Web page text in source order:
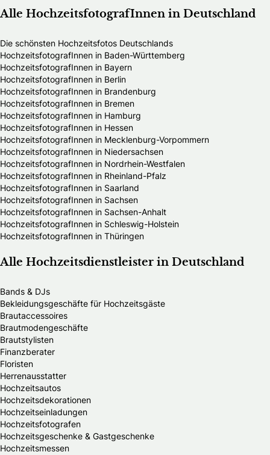
Alle HochzeitsfotografInnen in Deutschland
Die schönsten Hochzeitsfotos Deutschlands
HochzeitsfotografInnen in Baden-Württemberg
HochzeitsfotografInnen in Bayern
HochzeitsfotografInnen in Berlin
HochzeitsfotografInnen in Brandenburg
HochzeitsfotografInnen in Bremen
HochzeitsfotografInnen in Hamburg
HochzeitsfotografInnen in Hessen
HochzeitsfotografInnen in Mecklenburg-Vorpommern
HochzeitsfotografInnen in Niedersachsen
HochzeitsfotografInnen in Nordrhein-Westfalen
HochzeitsfotografInnen in Rheinland-Pfalz
HochzeitsfotografInnen in Saarland
HochzeitsfotografInnen in Sachsen
HochzeitsfotografInnen in Sachsen-Anhalt
HochzeitsfotografInnen in Schleswig-Holstein
HochzeitsfotografInnen in Thüringen
Alle Hochzeitsdienstleister in Deutschland
Bands & DJs
Bekleidungsgeschäfte für Hochzeitsgäste
Brautaccessoires
Brautmodengeschäfte
Brautstylisten
Finanzberater
Floristen
Herrenausstatter
Hochzeitsautos
Hochzeitsdekorationen
Hochzeitseinladungen
Hochzeitsfotografen
Hochzeitsgeschenke & Gastgeschenke
Hochzeitsmessen